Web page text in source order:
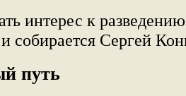
интерес к
и собирается Сергей
путь